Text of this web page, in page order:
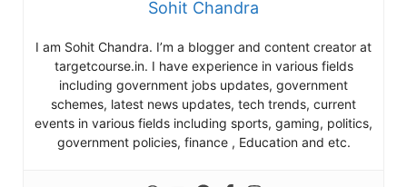
Sohit Chandra
I am Sohit Chandra. I’m a blogger and content creator at
targetcourse.in. I have experience in various fields
including government jobs updates, government
schemes, latest news updates, tech trends, current
events in various fields including sports, gaming, politics,
government policies, finance , Education and etc.